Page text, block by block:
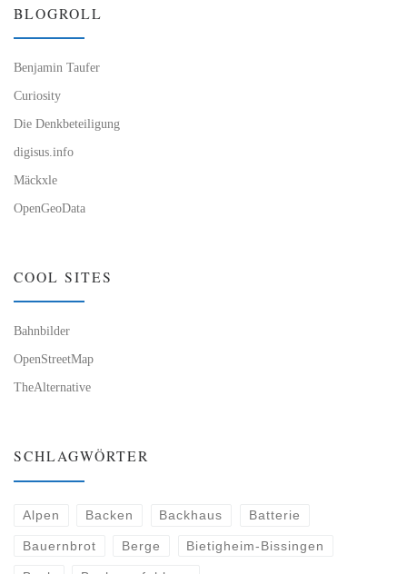
BLOGROLL
Benjamin Taufer
Curiosity
Die Denkbeteiligung
digisus.info
Mäckxle
OpenGeoData
COOL SITES
Bahnbilder
OpenStreetMap
TheAlternative
SCHLAGWÖRTER
Alpen Backen Backhaus Batterie
Bauernbrot Berge Bietigheim-Bissingen